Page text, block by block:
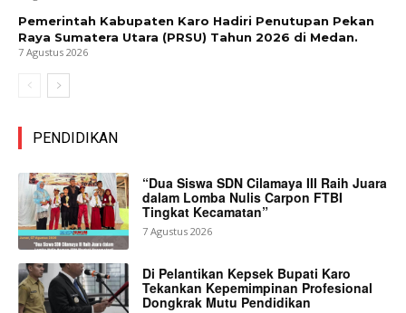
Pemerintah Kabupaten Karo Hadiri Penutupan Pekan
Raya Sumatera Utara (PRSU) Tahun 2026 di Medan.
7 Agustus 2026
PENDIDIKAN
“Dua Siswa SDN Cilamaya III Raih Juara
dalam Lomba Nulis Carpon FTBI
Tingkat Kecamatan”
7 Agustus 2026
Di Pelantikan Kepsek Bupati Karo
Tekankan Kepemimpinan Profesional
Dongkrak Mutu Pendidikan